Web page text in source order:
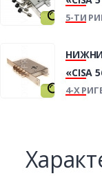
5-ТИ
«CISA
4-Х